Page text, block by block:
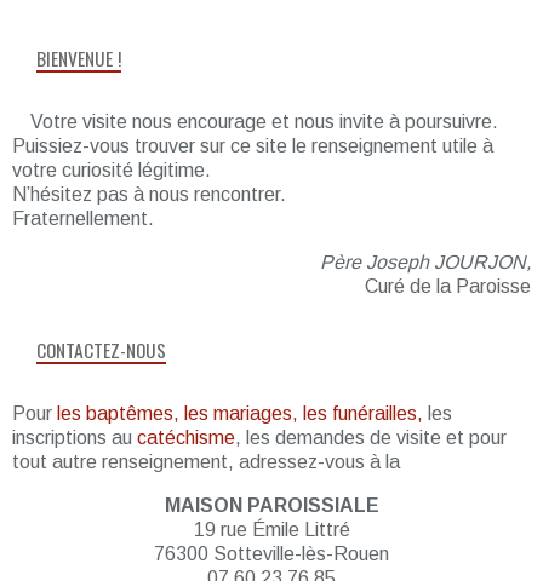
BIENVENUE !
Votre visite nous encourage et nous invite à poursuivre.
Puissiez-vous trouver sur ce site le renseignement utile à
votre curiosité légitime.
N’hésitez pas à nous rencontrer.
Fraternellement.
Père Joseph JOURJON,
Curé de la Paroisse
CONTACTEZ-NOUS
Pour les baptêmes, les mariages, les funérailles, les
inscriptions au catéchisme, les demandes de visite et pour
tout autre renseignement, adressez-vous à la
MAISON PAROISSIALE
19 rue Émile Littré
76300 Sotteville-lès-Rouen